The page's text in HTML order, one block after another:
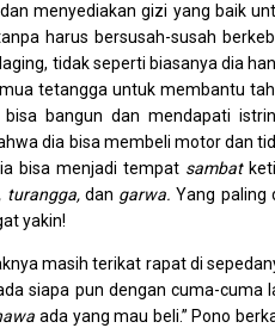
menyediakan gizi yang baik
harus bersusah-susah
tidak seperti biasanya dia
tetangga untuk membantu
bangun dan mendapati
dia bisa membeli motor dan
bisa menjadi tempat sambat
turangga, dan garwa. Yang paling
yakin!
masih terikat rapat di
siapa pun dengan cuma-cuma
ada yang mau beli.” Pono